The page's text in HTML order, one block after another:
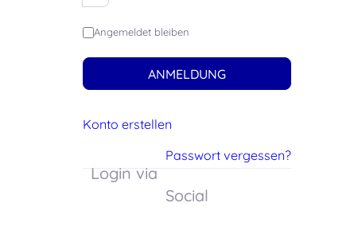
Angemeldet bleiben
ANMELDUNG
Konto erstellen
Passwort vergessen?
Login via
Social